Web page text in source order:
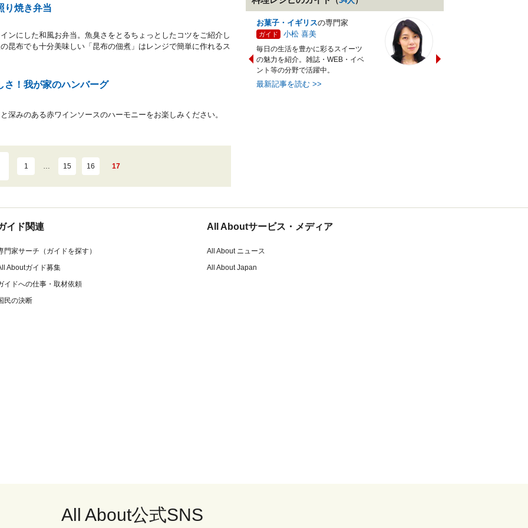
焼き弁当
ンにした和風お弁当。魚臭さをとるちょっとしたコツをご紹介し
昆布でも十分美味しい「昆布の佃煮」はレンジで簡単に作れるス
さ！我が家のハンバーグ
深みのある赤ワインソースのハーモニーをお楽しみください。
1 … 15 16 17
お菓子・イギリスの専門家
ガイド 小松 喜美
毎日の生活を豊かに彩るスイーツ
の魅力を紹介。雑誌・WEB・イベ
ント等の分野で活躍中。
最新記事を読む >>
ターの資格を活かし老舗料亭
イド関連
門家サーチ（ガイドを探す）
Aboutガイド募集
イドへの仕事・取材依頼
民の決断
All Aboutサービス・メディア
All About ニュース
All About Japan
All About公式SNS